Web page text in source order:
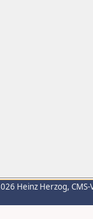
Heinz Herzog,